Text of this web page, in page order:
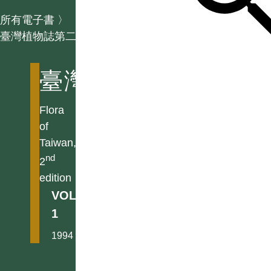
所有電子書 〉
臺灣植物誌第二版
臺灣植物誌第二版
Flora
of
Taiwan,
2nd
edition
VOL.
1
1994